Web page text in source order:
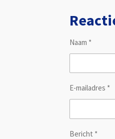
n
r
e
Naam *
E-mailadres *
Bericht *